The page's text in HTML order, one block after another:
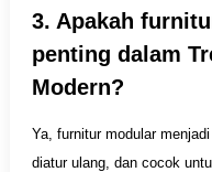
3. Apakah
penting dalam
Modern?
Ya, furnitur modular
diatur ulang, dan cocok